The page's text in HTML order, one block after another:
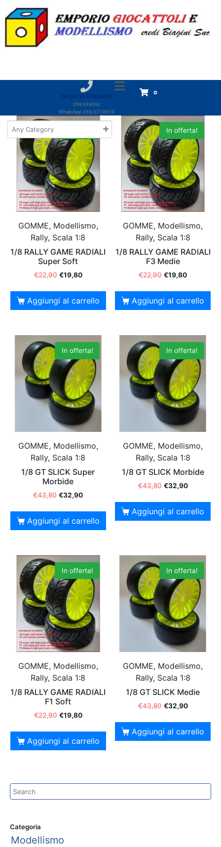
Negozio Giocattoli
059 694092
WhatsApp 338/3718629
0
Home Prodotti SP
SP
GOMME, Modellismo,
Rally, Scala 1:8
1/8 RALLY GAME RADIALI
Super Soft
€22,90 €19,80
Aggiungi al carrello
In offerta!
GOMME, Modellismo,
Rally, Scala 1:8
1/8 RALLY GAME RADIALI
F3 Medie
€22,90 €19,80
Aggiungi al carrello
In offerta!
GOMME, Modellismo,
Rally, Scala 1:8
1/8 GT SLICK Super
Morbide
€43,80 €32,90
Aggiungi al carrello
In offerta!
GOMME, Modellismo,
Rally, Scala 1:8
1/8 GT SLICK Morbide
€43,80 €32,90
Aggiungi al carrello
In offerta!
GOMME, Modellismo,
Rally, Scala 1:8
1/8 RALLY GAME RADIALI
F1 Soft
€22,90 €19,80
Aggiungi al carrello
In offerta!
GOMME, Modellismo,
Rally, Scala 1:8
1/8 GT SLICK Medie
€43,80 €32,90
Aggiungi al carrello
Categoria
Modellismo